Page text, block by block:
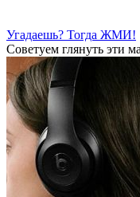
Угадаешь? Тогда ЖМИ!
Советуем глянуть эти